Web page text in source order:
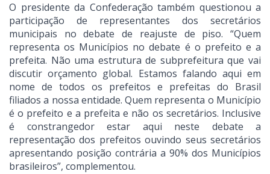
O presidente da Confederação também questionou a
participação de representantes dos secretários
municipais no debate de reajuste de piso. “Quem
representa os Municípios no debate é o prefeito e a
prefeita. Não uma estrutura de subprefeitura que vai
discutir orçamento global. Estamos falando aqui em
nome de todos os prefeitos e prefeitas do Brasil
filiados a nossa entidade. Quem representa o Município
é o prefeito e a prefeita e não os secretários. Inclusive
é constrangedor estar aqui neste debate a
representação dos prefeitos ouvindo seus secretários
apresentando posição contrária a 90% dos Municípios
brasileiros”, complementou.